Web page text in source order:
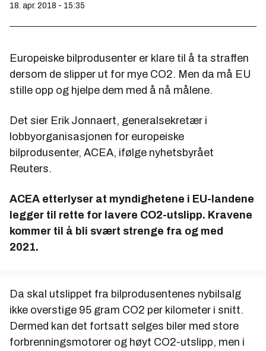
18. apr. 2018 - 15:35
Europeiske bilprodusenter er klare til å ta straffen
dersom de slipper ut for mye CO2. Men da må EU
stille opp og hjelpe dem med å nå målene.
Det sier Erik Jonnaert, generalsekretær i
lobbyorganisasjonen for europeiske
bilprodusenter, ACEA, ifølge nyhetsbyrået
Reuters.
ACEA etterlyser at myndighetene i EU-landene
legger til rette for lavere CO2-utslipp. Kravene
kommer til å bli svært strenge fra og med
2021.
Da skal utslippet fra bilprodusentenes nybilsalg
ikke overstige 95 gram CO2 per kilometer i snitt.
Dermed kan det fortsatt selges biler med store
forbrenningsmotorer og høyt CO2-utslipp, men i